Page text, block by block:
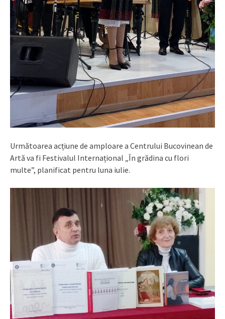
Următoarea acțiune de amploare a Centrului Bucovinean de
Artă va fi Festivalul Internațional „În grădina cu flori
multe”, planificat pentru luna iulie.